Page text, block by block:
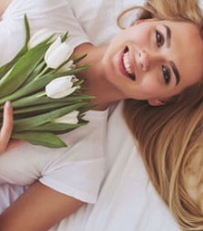
az Európai Unió
melyek az Európai
és ezeknek a
történő tárolásához a